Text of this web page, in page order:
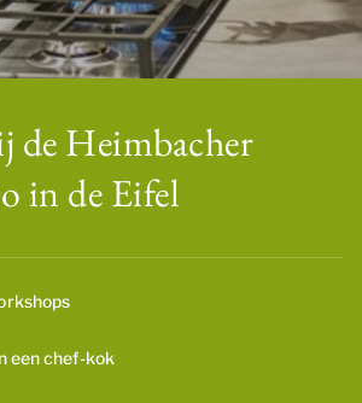
de Heimbacher
in de Eifel
een chef-kok